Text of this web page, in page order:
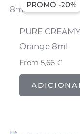
PROMO -20%
PURE
Orange 8ml
From5,66€